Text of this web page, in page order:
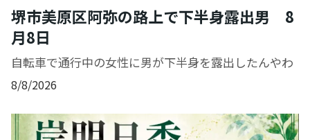
堺市美原区阿弥の路上で下半身露出男 8
月8日
自転車で通行中の女性に男が下半身を露出したんやわ
8/8/2026